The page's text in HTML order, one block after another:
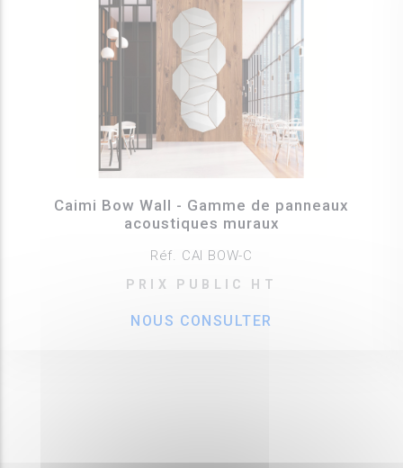
Caimi Bow Wall - Gamme de panneaux
acoustiques muraux
Réf. CAI BOW-C
PRIX PUBLIC HT
NOUS CONSULTER